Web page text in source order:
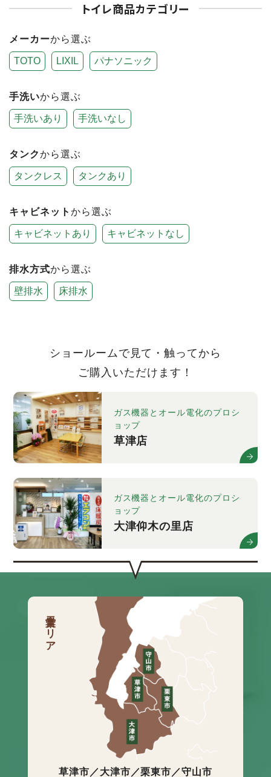
トイレ商品カテゴリー
メーカーから選ぶ
TOTO LIXIL パナソニック
手洗いから選ぶ
手洗いあり 手洗いなし
タンクから選ぶ
タンクレス タンクあり
キャビネット から選ぶ
キャビネットあり キャビネットなし
排水方式から選ぶ
壁排水 床排水
ショールームで見て・触ってから
ご購入いただけます！
ガス機器とオール電化のプロシ
ョップ
草津店
ガス機器とオール電化のプロシ
ョップ
大津仰木の里店
営業エリア
草津市／大津市／栗東市／守山市